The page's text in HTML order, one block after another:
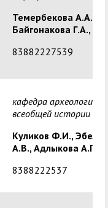
Темербекова А.А.,
Байгонакова Г.А.,
83882227539
кафедра археологии и
всеобщей истории
Куликов Ф.И.,Эбель
А.В.,Адлыкова А.П.
8388222537